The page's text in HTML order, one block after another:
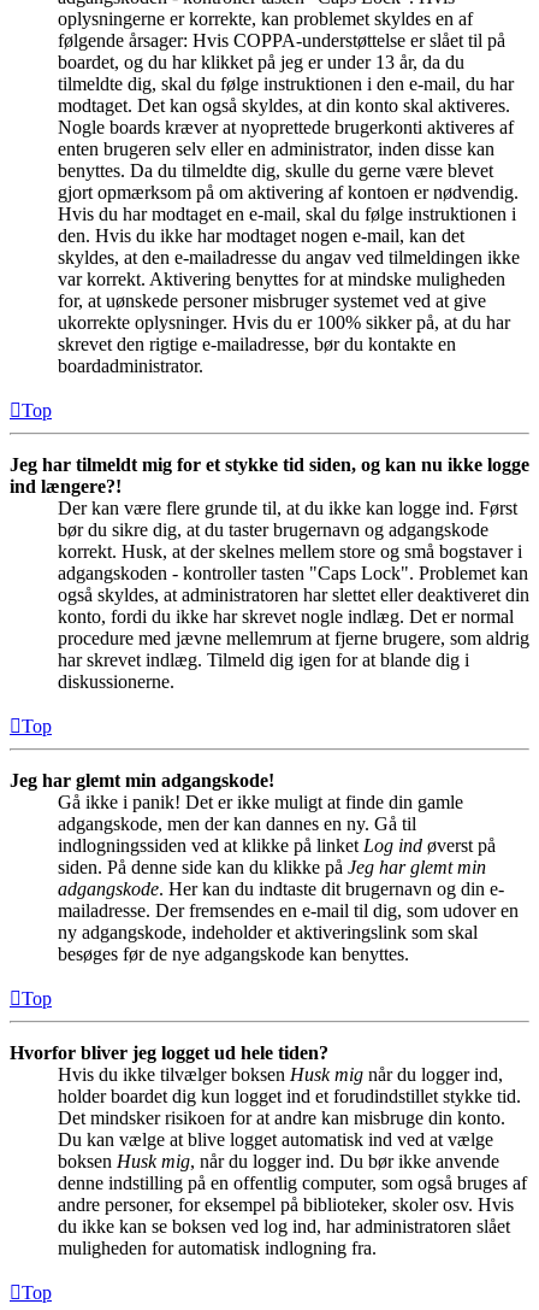
oplysningerne er korrekte, kan problemet skyldes en af
følgende årsager: Hvis COPPA-understøttelse er slået til på
boardet, og du har klikket på jeg er under 13 år, da du
tilmeldte dig, skal du følge instruktionen i den e-mail, du har
modtaget. Det kan også skyldes, at din konto skal aktiveres.
Nogle boards kræver at nyoprettede brugerkonti aktiveres af
enten brugeren selv eller en administrator, inden disse kan
benyttes. Da du tilmeldte dig, skulle du gerne være blevet
gjort opmærksom på om aktivering af kontoen er nødvendig.
Hvis du har modtaget en e-mail, skal du følge instruktionen i
den. Hvis du ikke har modtaget nogen e-mail, kan det
skyldes, at den e-mailadresse du angav ved tilmeldingen ikke
var korrekt. Aktivering benyttes for at mindske muligheden
for, at uønskede personer misbruger systemet ved at give
ukorrekte oplysninger. Hvis du er 100% sikker på, at du har
skrevet den rigtige e-mailadresse, bør du kontakte en
boardadministrator.
Top
Jeg har tilmeldt mig for et stykke tid siden, og kan nu ikke logge
ind længere?!
Der kan være flere grunde til, at du ikke kan logge ind. Først
bør du sikre dig, at du taster brugernavn og adgangskode
korrekt. Husk, at der skelnes mellem store og små bogstaver i
adgangskoden - kontroller tasten "Caps Lock". Problemet kan
også skyldes, at administratoren har slettet eller deaktiveret din
konto, fordi du ikke har skrevet nogle indlæg. Det er normal
procedure med jævne mellemrum at fjerne brugere, som aldrig
har skrevet indlæg. Tilmeld dig igen for at blande dig i
diskussionerne.
Top
Jeg har glemt min adgangskode!
Gå ikke i panik! Det er ikke muligt at finde din gamle
adgangskode, men der kan dannes en ny. Gå til
indlogningssiden ved at klikke på linket Log ind øverst på
siden. På denne side kan du klikke på Jeg har glemt min
adgangskode. Her kan du indtaste dit brugernavn og din e-
mailadresse. Der fremsendes en e-mail til dig, som udover en
ny adgangskode, indeholder et aktiveringslink som skal
besøges før de nye adgangskode kan benyttes.
Top
Hvorfor bliver jeg logget ud hele tiden?
Hvis du ikke tilvælger boksen Husk mig når du logger ind,
holder boardet dig kun logget ind et forudindstillet stykke tid.
Det mindsker risikoen for at andre kan misbruge din konto.
Du kan vælge at blive logget automatisk ind ved at vælge
boksen Husk mig, når du logger ind. Du bør ikke anvende
denne indstilling på en offentlig computer, som også bruges af
andre personer, for eksempel på biblioteker, skoler osv. Hvis
du ikke kan se boksen ved log ind, har administratoren slået
muligheden for automatisk indlogning fra.
Top